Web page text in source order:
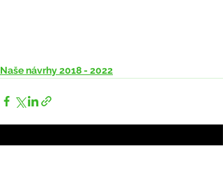
Naše návrhy 2018 - 2022